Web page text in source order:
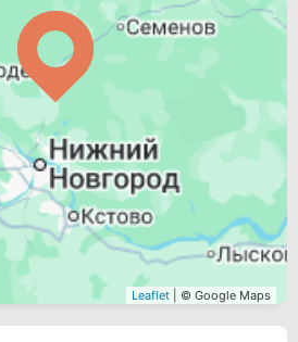
Leaflet | © Google Maps